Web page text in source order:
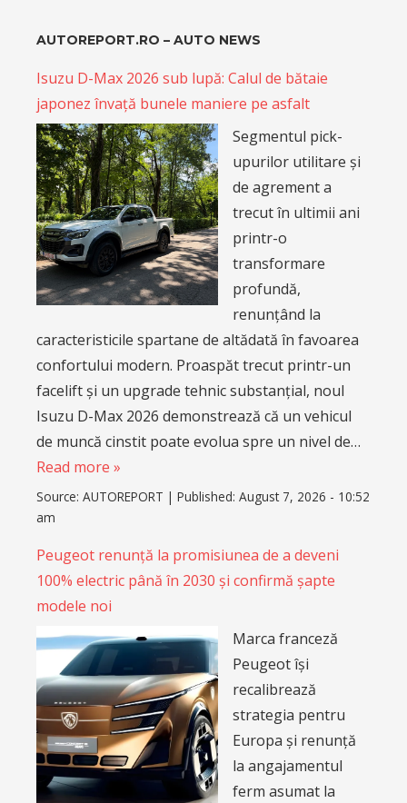
AUTOREPORT.RO – AUTO NEWS
Isuzu D-Max 2026 sub lupă: Calul de bătaie
japonez învață bunele maniere pe asfalt
Segmentul pick-
upurilor utilitare și
de agrement a
trecut în ultimii ani
printr-o
transformare
profundă,
renunțând la
caracteristicile spartane de altădată în favoarea
confortului modern. Proaspăt trecut printr-un
facelift și un upgrade tehnic substanțial, noul
Isuzu D-Max 2026 demonstrează că un vehicul
de muncă cinstit poate evolua spre un nivel de…
Read more »
Source: AUTOREPORT | Published: August 7, 2026 - 10:52
am
Peugeot renunță la promisiunea de a deveni
100% electric până în 2030 și confirmă șapte
modele noi
Marca franceză
Peugeot își
recalibrează
strategia pentru
Europa și renunță
la angajamentul
ferm asumat la